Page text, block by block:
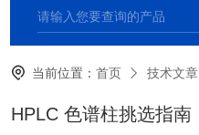
当前位置：首页 技术文章
HPLC 色谱柱挑选指南